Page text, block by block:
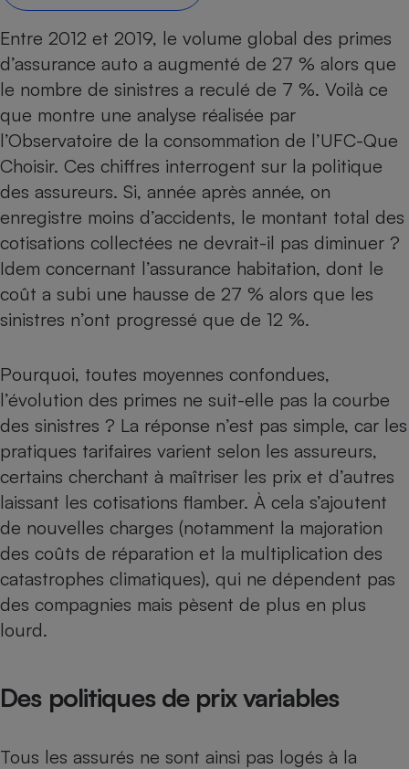
Entre 2012 et 2019, le volume global des primes
d’assurance auto a augmenté de 27 % alors que
le nombre de sinistres a reculé de 7 %. Voilà ce
que montre une analyse réalisée par
l’Observatoire de la consommation de l’UFC-Que
Choisir. Ces chiffres interrogent sur la politique
des assureurs. Si, année après année, on
enregistre moins d’accidents, le montant total des
cotisations collectées ne devrait-il pas diminuer ?
Idem concernant l’assurance habitation, dont le
coût a subi une hausse de 27 % alors que les
sinistres n’ont progressé que de 12 %.
Pourquoi, toutes moyennes confondues,
l’évolution des primes ne suit-elle pas la courbe
des sinistres ? La réponse n’est pas simple, car les
pratiques tarifaires varient selon les assureurs,
certains cherchant à maîtriser les prix et d’autres
laissant les cotisations flamber. À cela s’ajoutent
de nouvelles charges (notamment la majoration
des coûts de réparation et la multiplication des
catastrophes climatiques), qui ne dépendent pas
des compagnies mais pèsent de plus en plus
lourd.
Des politiques de prix variables
Tous les assurés ne sont ainsi pas logés à la
Complément
alimentaire
Assurance emprunteur
Banque
Petit électroménager -
Lave-linge
Plaque de cuisson à
induction
Téléviseur
Téléphone mobile -
Smartphone
Antivirus
Matelas
Climatiseur -
Ventilateur
Mutuelle
Antimoustique